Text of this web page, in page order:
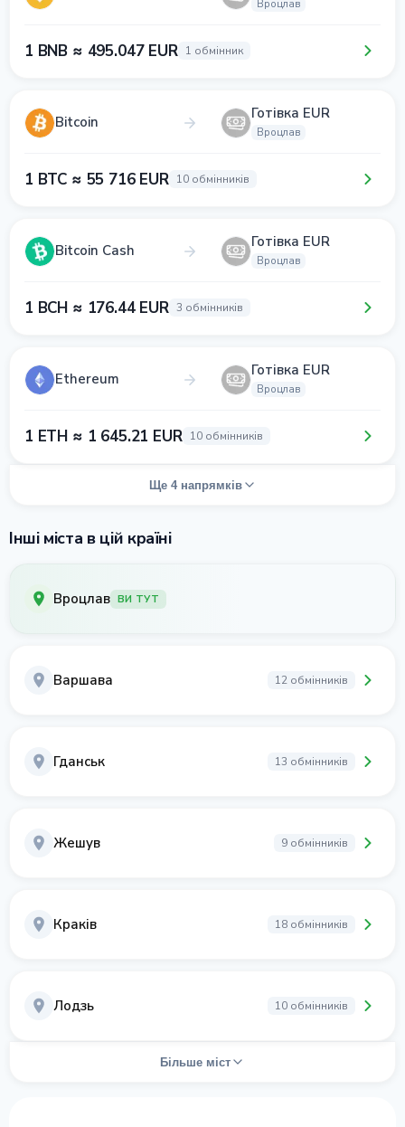
Вроцлав
1 BNB ≈ 495.047 EUR 1 обмінник
Bitcoin Готівка EUR
Вроцлав
1 BTC ≈ 55 716 EUR 10 обмінників
Bitcoin Cash Готівка EUR
Вроцлав
1 BCH ≈ 176.44 EUR 3 обмінників
Ethereum Готівка EUR
Вроцлав
1 ETH ≈ 1 645.21 EUR 10 обмінників
Ще 4 напрямків
Інші міста в цій країні
Вроцлав ВИ ТУТ
Варшава 12 обмінників
Гданськ 13 обмінників
Жешув 9 обмінників
Краків 18 обмінників
Лодзь 10 обмінників
Більше міст